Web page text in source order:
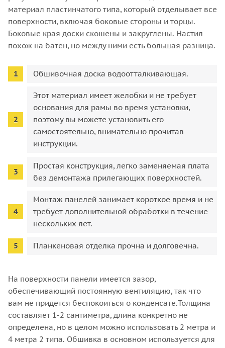
материал пластинчатого типа, который отделывает все
поверхности, включая боковые стороны и торцы.
Боковые края доски скошены и закруглены. Настил
похож на батен, но между ними есть большая разница.
Обшивочная доска водоотталкивающая.
Этот материал имеет желобки и не требует
основания для рамы во время установки,
поэтому вы можете установить его
самостоятельно, внимательно прочитав
инструкции.
Простая конструкция, легко заменяемая плата
без демонтажа прилегающих поверхностей.
Монтаж панелей занимает короткое время и не
требует дополнительной обработки в течение
нескольких лет.
Планкеновая отделка прочна и долговечна.
На поверхности панели имеется зазор,
обеспечивающий постоянную вентиляцию, так что
вам не придется беспокоиться о конденсате.Толщина
составляет 1-2 сантиметра, длина конкретно не
определена, но в целом можно использовать 2 метра и
4 метра 2 типа. Обшивка в основном используется для